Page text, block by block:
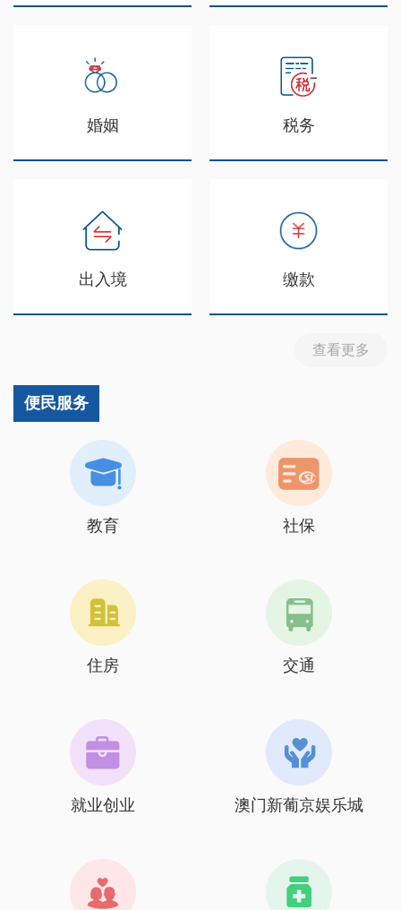
婚姻 税务
出入境 缴款
查看更多
便民服务
教育 社保
住房 交通
就业创业 澳门新葡京娱乐城